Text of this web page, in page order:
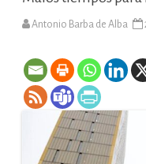
Antonio Barba de Alba